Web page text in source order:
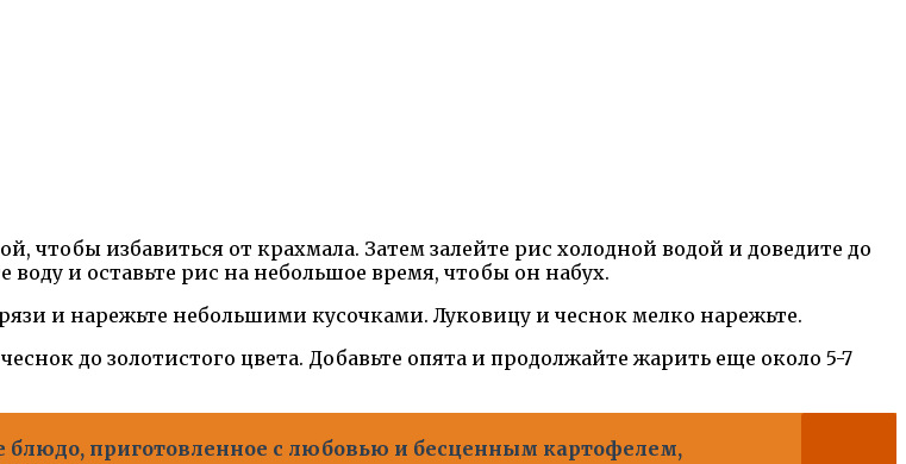
чтобы избавиться от крахмала. Затем залейте рис холодной водой и доведите до
и оставьте рис на небольшое время, чтобы он набух.
и нарежьте небольшими кусочками. Луковицу и чеснок мелко нарежьте.
до золотистого цвета. Добавьте опята и продолжайте жарить еще около 5-7
приготовленное с любовью и бесценным картофелем,